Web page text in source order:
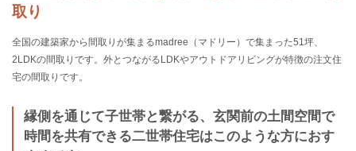
取り
全国の建築家から間取りが集まるmadree（マドリー）で集まった51坪、
2LDKの間取りです。外とつながるLDKやアウトドアリビングが特徴の注文住
宅の間取りです。
縁側を通じて子世帯と繋がる、玄関前の土間空間で
時間を共有できる二世帯住宅はこのような方におす